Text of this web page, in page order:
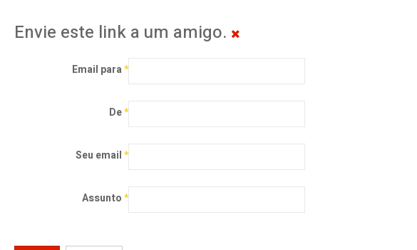
Envie este link a um amigo.
Email para*
De*
Seu email*
Assunto*